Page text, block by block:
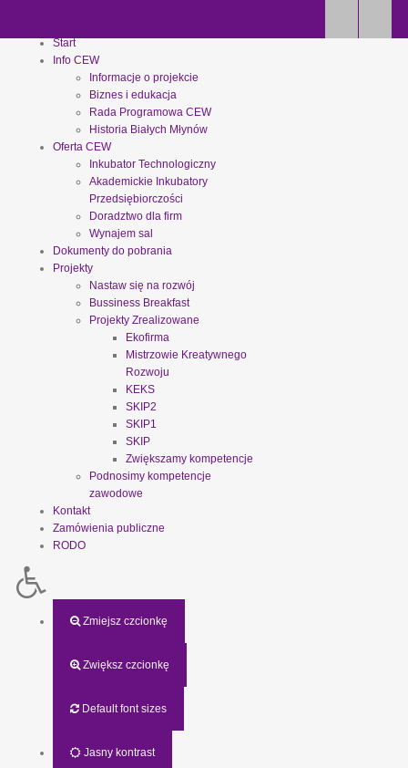
Start
Info CEW
Informacje o projekcie
Biznes i edukacja
Rada Programowa CEW
Historia Białych Młynów
Oferta CEW
Inkubator Technologiczny
Akademickie Inkubatory
Przedsiębiorczości
Doradztwo dla firm
Wynajem sal
Dokumenty do pobrania
Projekty
Nastaw się na rozwój
Bussiness Breakfast
Projekty Zrealizowane
Ekofirma
Mistrzowie Kreatywnego
Rozwoju
KEKS
SKIP2
SKIP1
SKIP
Zwiększamy kompetencje
Podnosimy kompetencje
zawodowe
Kontakt
Zamówienia publiczne
RODO
Zmiejsz czcionkę
Zwiększ czcionkę
Default font sizes
Jasny kontrast